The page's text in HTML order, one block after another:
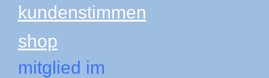
kundenstimmen
shop
mitglied im